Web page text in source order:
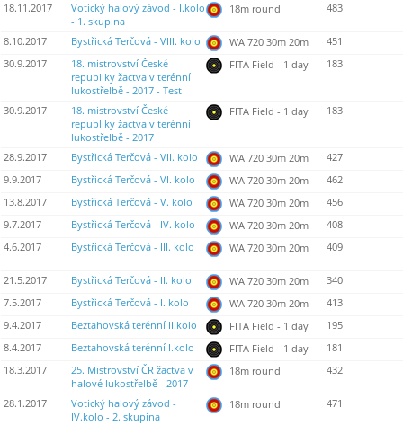
18.11.2017
Votický halový závod - I.kolo
- 1. skupina
18m round 483
8.10.2017 Bystřická Terčová - VIII. kolo WA 720 30m 20m
451
30.9.2017
18. mistrovství České
republiky žactva v terénní
lukostřelbě - 2017 - Test
FITA Field - 1 day 183
30.9.2017
18. mistrovství České
republiky žactva v terénní
lukostřelbě - 2017
FITA Field - 1 day 183
28.9.2017 Bystřická Terčová - VII. kolo WA 720 30m 20m
427
9.9.2017
Bystřická Terčová - VI. kolo WA 720 30m 20m
462
13.8.2017
Bystřická Terčová - V. kolo WA 720 30m 20m
456
9.7.2017
Bystřická Terčová - IV. kolo WA 720 30m 20m
408
4.6.2017
Bystřická Terčová - III. kolo WA 720 30m 20m 409
21.5.2017 Bystřická Terčová - II. kolo WA 720 30m 20m
340
7.5.2017
Bystřická Terčová - I. kolo WA 720 30m 20m
413
9.4.2017
Beztahovská terénní II.kolo FITA Field - 1 day
195
8.4.2017
Beztahovská terénní I.kolo FITA Field - 1 day
181
18.3.2017
25. Mistrovství ČR žactva v
halové lukostřelbě - 2017
18m round 432
28.1.2017
Votický halový závod -
IV.kolo - 2. skupina
18m round 471